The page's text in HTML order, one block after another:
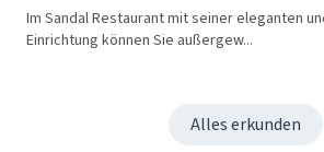
Im Sandal Restaurant mit seiner eleganten
Einrichtung können Sie außergew...
Alles erkunden